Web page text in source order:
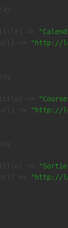
"http://
"http://
"http://